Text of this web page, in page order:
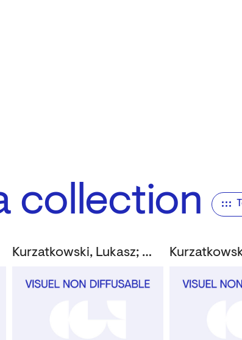
collection
Kurzatkowski, Lukasz; Masereel, Frans